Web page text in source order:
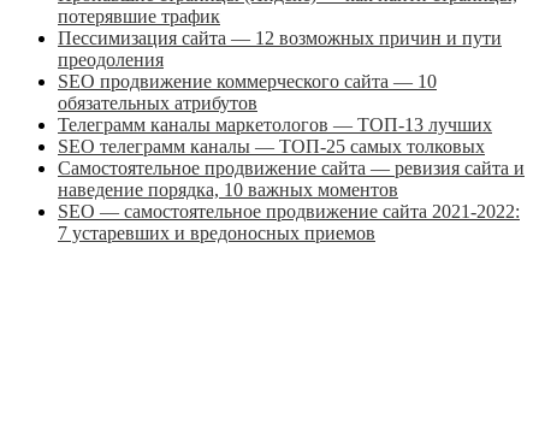
потерявшие трафик
Пессимизация сайта — 12 возможных причин и пути
преодоления
SEO продвижение коммерческого сайта — 10
обязательных атрибутов
Телеграмм каналы маркетологов — ТОП-13 лучших
SEO телеграмм каналы — ТОП-25 самых толковых
Самостоятельное продвижение сайта — ревизия сайта и
наведение порядка, 10 важных моментов
SEO — самостоятельное продвижение сайта 2021-2022:
7 устаревших и вредоносных приемов